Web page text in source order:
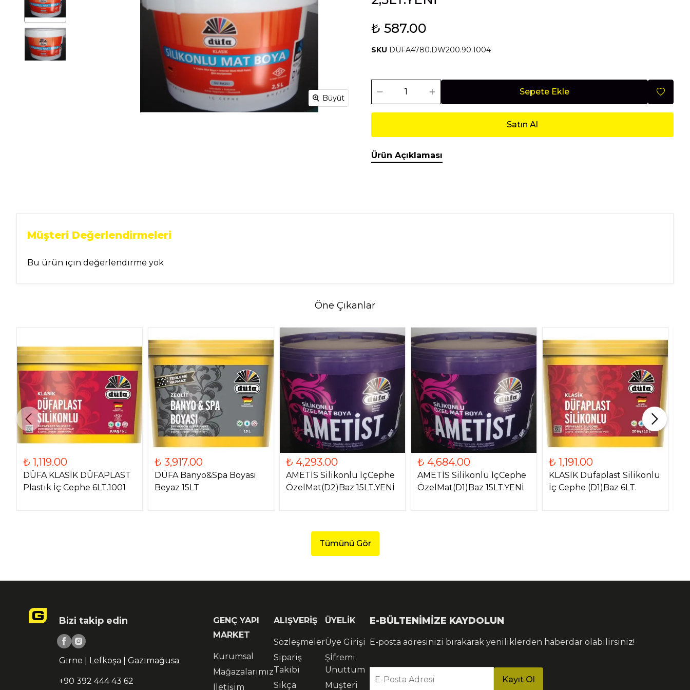
Ev Gereçleri
Hırdavat
Malzemeleri
Isıtma Soğutma Makineler
Seramik
Temel İnşaat
Malzemeleri
Malzemeleri
Büyüt
₺ 587.00
SKU DÜFA4780.DW200.90.1004
Sepete Ekle
Satın Al
Ürün Açıklaması
Müşteri Değerlendirmeleri
Bu ürün için değerlendirme yok
Öne Çıkanlar
₺ 1,119.00
DÜFA KLASİK DÜFAPLAST
Plastik İç Cephe 6LT.1001
₺ 3,917.00
DÜFA Banyo&Spa Boyası
Beyaz 15LT
₺ 4,293.00
AMETİS Silikonlu İçCephe
ÖzelMat(D2)Baz 15LT.YENİ
₺ 4,684.00
AMETİS Silikonlu İçCephe
ÖzelMat(D1)Baz 15LT.YENİ
₺ 1,191.00
KLASİK Düfaplast Silikonlu
İç Cephe (D1)Baz 6LT.
Tümünü Gör
Bizi takip edin
Girne | Lefkoşa | Gazimağusa
+90 392 444 43 62
GENÇ YAPI
MARKET
Kurumsal
Mağazalarımız
İletişim
ALIŞVERİŞ
Sözleşmeler
Sipariş
Takibi
Sıkça
ÜYELİK
Üye Girişi
Şİfremi
Unuttum
Müşteri
E-BÜLTENİMİZE KAYDOLUN
E-posta adresinizi bırakarak yeniliklerden haberdar olabilirsiniz!
E-Posta Adresi Kayıt Ol